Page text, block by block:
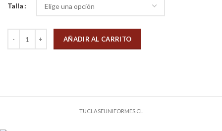
Talla
AÑADIR AL CARRITO
TUCLASEUNIFORMES.CL